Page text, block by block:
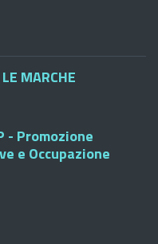
MARCHE
- Promozione
e Occupazione